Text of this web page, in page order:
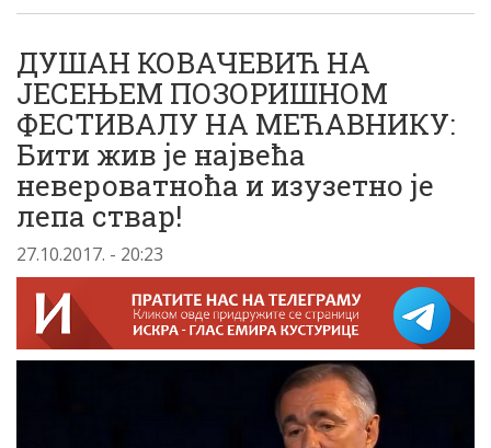
ДУШАН КОВАЧЕВИЋ НА
ЈЕСЕЊЕМ ПОЗОРИШНОМ
ФЕСТИВАЛУ НА МЕЋАВНИКУ:
Бити жив је највећа
невероватноћа и изузетно је
лепа ствар!
27.10.2017. - 20:23